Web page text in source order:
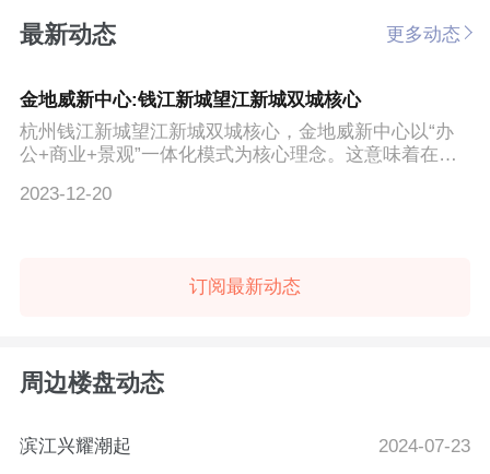
最新动态 更多动态
金地威新中心:钱江新城望江新城双城核心
杭州钱江新城望江新城双城核心，金地威新中心以“办
公+商业+景观”一体化模式为核心理念。这意味着在这
2023-12-20
订阅最新动态
周边楼盘动态
滨江兴耀潮起 2024-07-23